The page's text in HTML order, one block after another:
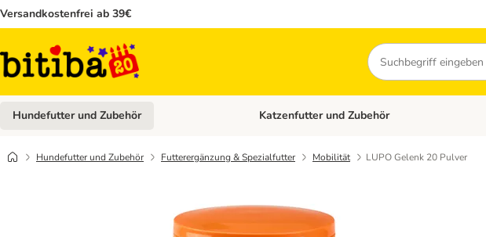
Versandkostenfrei ab 39€
Suchen
Hundefutter und Zubehör Kategorie-Menü öffnen: Hundefutter und Zubehör
Katzenfutter und Zubehör
Hundefutter und Zubehör Futterergänzung & Spezialfutter Mobilität LUPO Gelenk 20 Pulver